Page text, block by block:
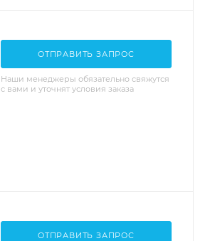
ОТПРАВИТЬ ЗАПРОС
Наши менеджеры обязательно свяжутся
с вами и уточнят условия заказа
ОТПРАВИТЬ ЗАПРОС